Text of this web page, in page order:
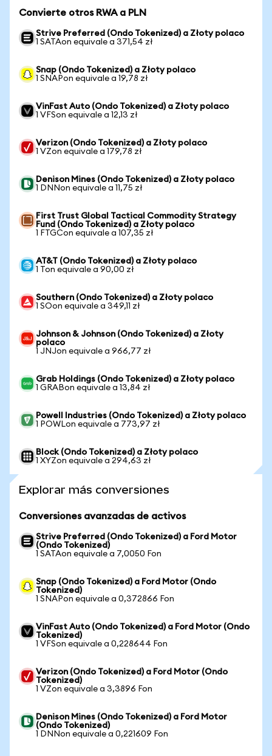
Convierte otros RWA a PLN
Strive Preferred (Ondo Tokenized) a Złoty polaco
1 SATAon equivale a 371,54 zł
Snap (Ondo Tokenized) a Złoty polaco
1 SNAPon equivale a 19,78 zł
VinFast Auto (Ondo Tokenized) a Złoty polaco
1 VFSon equivale a 12,13 zł
Verizon (Ondo Tokenized) a Złoty polaco
1 VZon equivale a 179,78 zł
Denison Mines (Ondo Tokenized) a Złoty polaco
1 DNNon equivale a 11,75 zł
First Trust Global Tactical Commodity Strategy
Fund (Ondo Tokenized) a Złoty polaco
1 FTGCon equivale a 107,35 zł
AT&T (Ondo Tokenized) a Złoty polaco
1 Ton equivale a 90,00 zł
Southern (Ondo Tokenized) a Złoty polaco
1 SOon equivale a 349,11 zł
Johnson & Johnson (Ondo Tokenized) a Złoty
polaco
1 JNJon equivale a 966,77 zł
Grab Holdings (Ondo Tokenized) a Złoty polaco
1 GRABon equivale a 13,84 zł
Powell Industries (Ondo Tokenized) a Złoty polaco
1 POWLon equivale a 773,97 zł
Block (Ondo Tokenized) a Złoty polaco
1 XYZon equivale a 294,63 zł
Explorar más conversiones
Conversiones avanzadas de activos
Strive Preferred (Ondo Tokenized) a Ford Motor
(Ondo Tokenized)
1 SATAon equivale a 7,0050 Fon
Snap (Ondo Tokenized) a Ford Motor (Ondo
Tokenized)
1 SNAPon equivale a 0,372866 Fon
VinFast Auto (Ondo Tokenized) a Ford Motor (Ondo
Tokenized)
1 VFSon equivale a 0,228644 Fon
Verizon (Ondo Tokenized) a Ford Motor (Ondo
Tokenized)
1 VZon equivale a 3,3896 Fon
Denison Mines (Ondo Tokenized) a Ford Motor
(Ondo Tokenized)
1 DNNon equivale a 0,221609 Fon